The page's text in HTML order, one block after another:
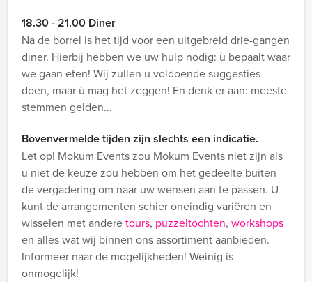
18.30 - 21.00 Diner
Na de borrel is het tijd voor een uitgebreid drie-gangen
diner. Hierbij hebben we uw hulp nodig: ù bepaalt waar
we gaan eten! Wij zullen u voldoende suggesties
doen, maar ù mag het zeggen! En denk er aan: meeste
stemmen gelden...
Bovenvermelde tijden zijn slechts een indicatie.
Let op! Mokum Events zou Mokum Events niet zijn als
u niet de keuze zou hebben om het gedeelte buiten
de vergadering om naar uw wensen aan te passen. U
kunt de arrangementen schier oneindig variëren en
wisselen met anderetours, puzzeltochten, workshops
en alles wat wij binnen ons assortiment aanbieden.
Informeer naar de mogelijkheden! Weinig is
onmogelijk!